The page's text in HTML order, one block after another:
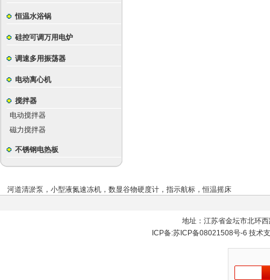
恒温水浴锅
硅控可调万用电炉
调速多用振荡器
电动离心机
搅拌器
电动搅拌器
磁力搅拌器
不锈钢电热板
河道清淤泵 ， 小型液氮速冻机 ， 数显谷物硬度计 ， 指示航标 ，恒温摇床
地址：江苏省金坛市北环
ICP备:苏ICP备08021508号-6 技术